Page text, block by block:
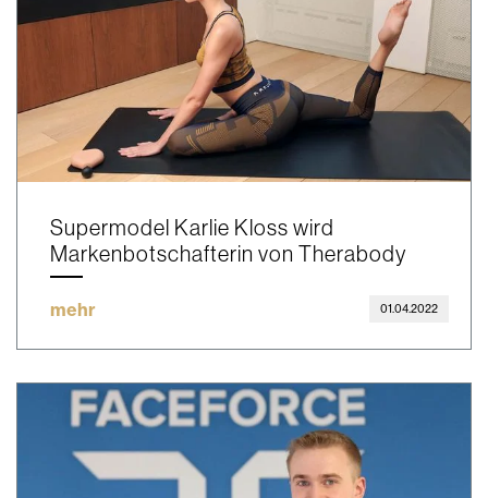
Supermodel Karlie Kloss wird
Markenbotschafterin von Therabody
mehr 01.04.2022